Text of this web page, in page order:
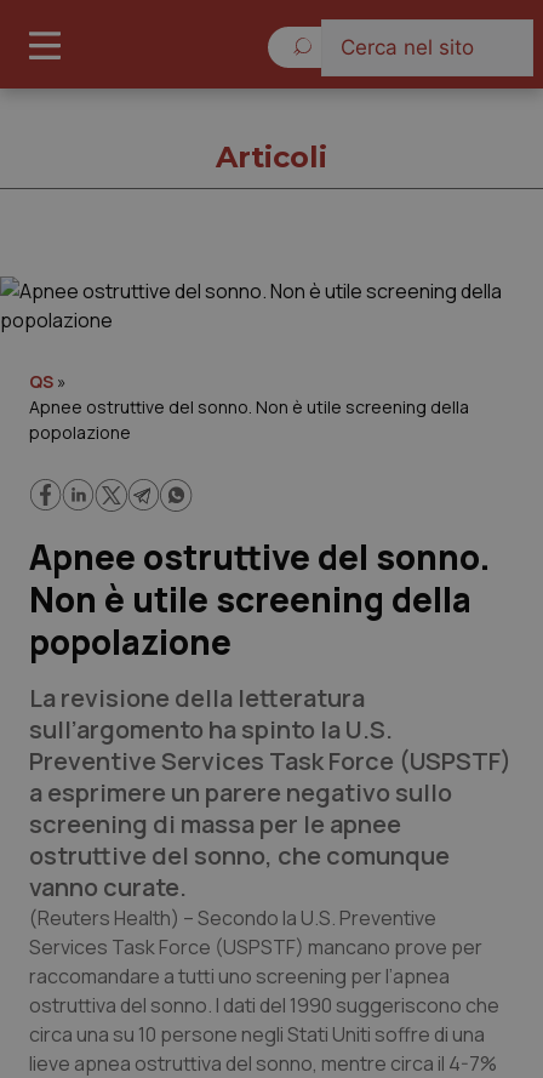
Governo e Parlamento
Regioni e Asl
Lavoro e Professioni
Scienza e Farmaci
Studi e Analisi
Lettere al direttore
Edizioni Regionali
QS Pro
Professionisti Sanitari.AI
Abruzzo
Basilicata
QS Pro Gold
Artrite & artrosi
QS Club Newsletter
Articoli
QS »
Apnee ostruttive del sonno. Non è utile screening della
popolazione
Apnee ostruttive del sonno.
Non è utile screening della
popolazione
La revisione della letteratura
sull’argomento ha spinto la U.S.
Preventive Services Task Force (USPSTF)
a esprimere un parere negativo sullo
screening di massa per le apnee
ostruttive del sonno, che comunque
vanno curate.
(Reuters Health) –Secondo la U.S. Preventive
Services Task Force (USPSTF) mancano prove per
raccomandare a tutti uno screening per l’apnea
ostruttiva del sonno. I dati del 1990 suggeriscono che
circa una su 10 persone negli Stati Uniti soffre di una
lieve apnea ostruttiva del sonno, mentre circa il 4-7%